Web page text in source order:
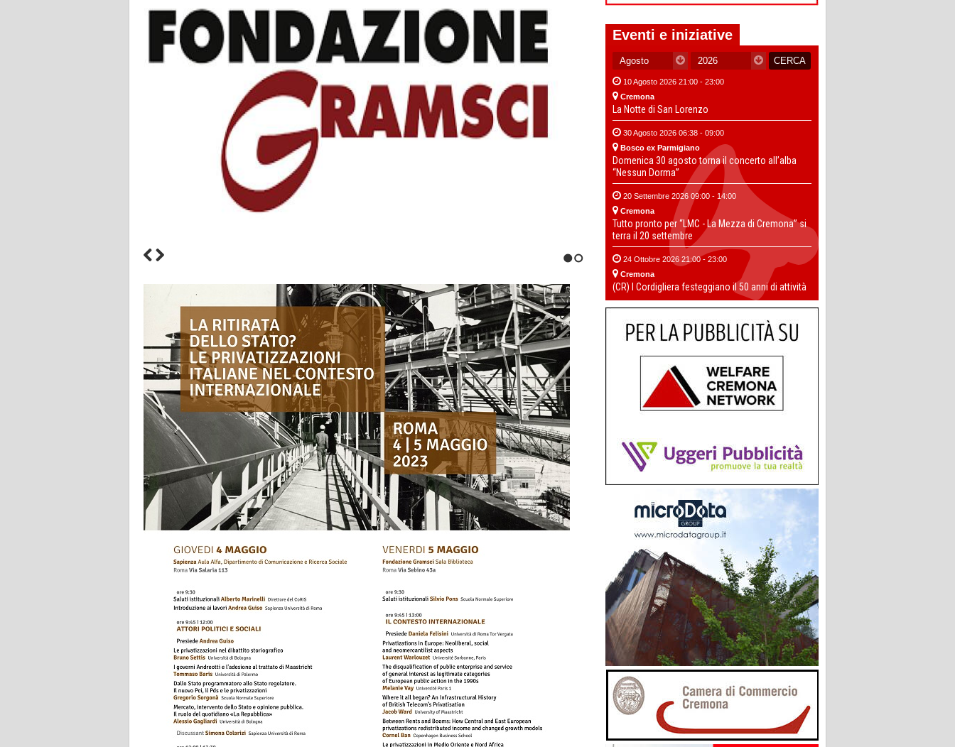
Eventi e iniziative
10 Agosto 2026 21:00 - 23:00
Cremona
La Notte di San Lorenzo
30 Agosto 2026 06:38 - 09:00
Bosco ex Parmigiano
Domenica 30 agosto torna il concerto all’alba
“Nessun Dorma”
20 Settembre 2026 09:00 - 14:00
Cremona
Tutto pronto per “LMC - La Mezza di Cremona” si
terra il 20 settembre
24 Ottobre 2026 21:00 - 23:00
Cremona
(CR) I Cordigliera festeggiano il 50 anni di attività